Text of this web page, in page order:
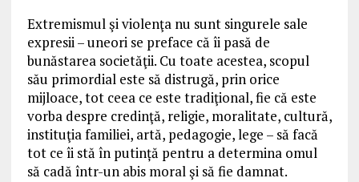
Extremismul şi violenţa nu sunt singurele sale
expresii – uneori se preface că îi pasă de
bunăstarea societăţii. Cu toate acestea, scopul
său primordial este să distrugă, prin orice
mijloace, tot ceea ce este tradiţional, fie că este
vorba despre credinţă, religie, moralitate, cultură,
instituţia familiei, artă, pedagogie, lege – să facă
tot ce îi stă în putință pentru a determina omul
să cadă într-un abis moral şi să fie damnat.